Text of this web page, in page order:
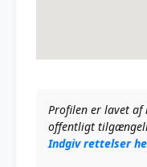
Profilen er lavet
offentligt
Indgiv rettelser